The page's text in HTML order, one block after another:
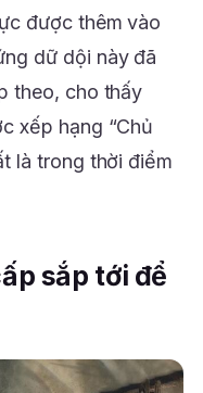
được thêm vào
dữ dội này đã
theo, cho thấy
xếp hạng “Chủ
là trong thời điểm
sắp tới để